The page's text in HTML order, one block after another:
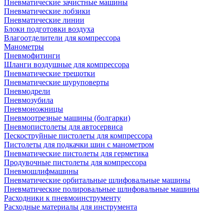
Пневматические зачистные машины
Пневматические лобзики
Пневматические линии
Блоки подготовки воздуха
Влагоотделители для компрессора
Манометры
Пневмофитинги
Шланги воздушные для компрессора
Пневматические трещотки
Пневматические шуруповерты
Пневмодрели
Пневмозубила
Пневмоножницы
Пневмоотрезные машины (болгарки)
Пневмопистолеты для автосервиса
Пескоструйные пистолеты для компрессора
Пистолеты для подкачки шин с манометром
Пневматические пистолеты для герметика
Продувочные пистолеты для компрессора
Пневмошлифмашины
Пневматические орбитальные шлифовальные машины
Пневматические полировальные шлифовальные машины
Расходники к пневмоинструменту
Расходные материалы для инструмента